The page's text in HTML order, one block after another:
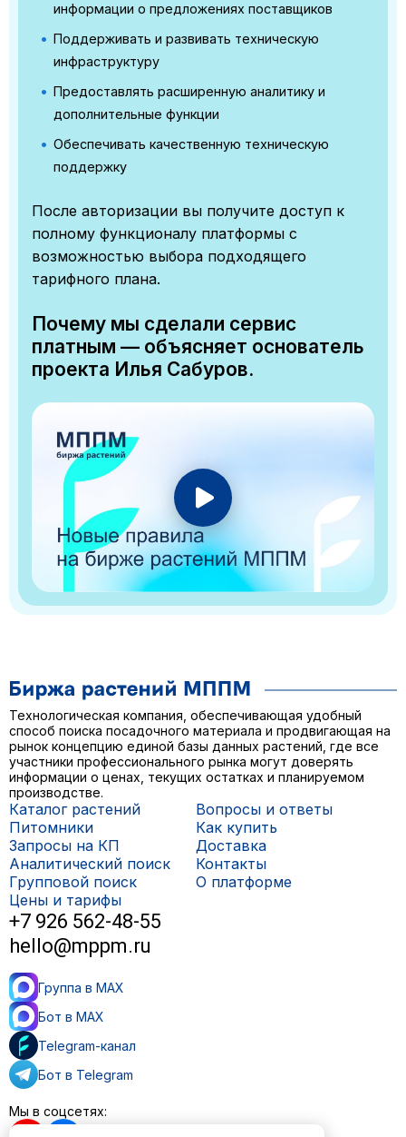
информации о предложениях поставщиков
Поддерживать и развивать техническую
инфраструктуру
Предоставлять расширенную аналитику и
дополнительные функции
Обеспечивать качественную техническую
поддержку
После авторизации вы получите доступ к
полному функционалу платформы с
возможностью выбора подходящего
тарифного плана.
Почему мы сделали сервис
платным — объясняет основатель
проекта Илья Сабуров.
Технологическая компания, обеспечивающая удобный
способ поиска посадочного материала и продвигающая на
рынок концепцию единой базы данных растений, где все
участники профессионального рынка могут доверять
информации о ценах, текущих остатках и планируемом
производстве.
Каталог растений
Питомники
Запросы на КП
Аналитический поиск
Групповой поиск
Цены и тарифы
Вопросы и ответы
Как купить
Доставка
Контакты
О платформе
+7 926 562-48-55
hello@mppm.ru
Группа в MAX
Бот в MAX
Telegram-канал
Бот в Telegram
Мы в соцсетях: